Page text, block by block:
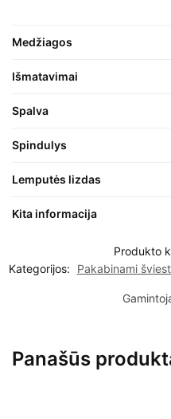
Medžiagos
Išmatavimai
Spalva
Spindulys
Lemputės lizdas
Kita informacija
Produkto
Kategorijos:
Pakabinami
Panašūs